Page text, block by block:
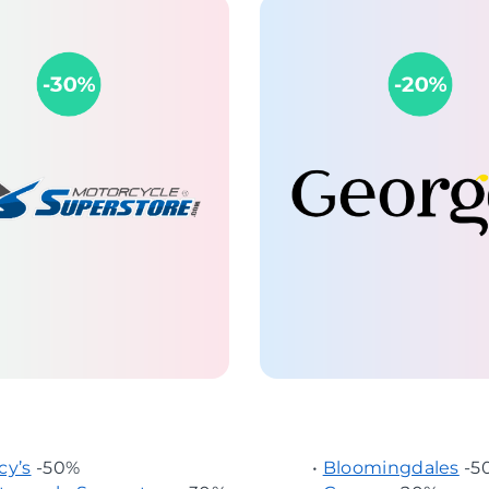
-50%
• Bloomingdales -